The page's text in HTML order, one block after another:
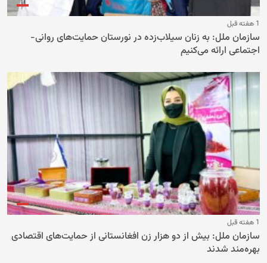
1 هفته قبل
سازمان ملل: به زنان سیلاب‌زده در نورستان حمایت‌های روانی-
اجتماعی ارائه می‌کنیم
1 هفته قبل
سازمان ملل: بیش از دو هزار زن افغانستانی از حمایت‌های اقتصادی
بهره‌مند شدند